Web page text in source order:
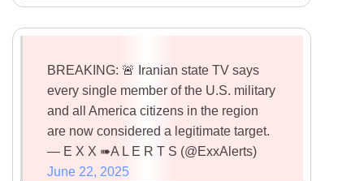
BREAKING: 🚨 Iranian state TV says
every single member of the U.S. military
and all America citizens in the region
are now considered a legitimate target.
— E X X ➠A L E R T S (@ExxAlerts)
June 22, 2025